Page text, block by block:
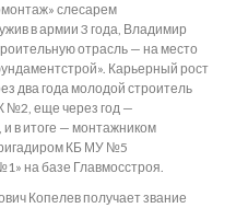
слесарем
в армии 3 года, Владимир
отрасль — на место
Карьерный рост
два года молодой строитель
№2, еще через год —
в итоге — монтажником
КБ МУ №5
на базе Главмосстроя.
Копелев получает звание